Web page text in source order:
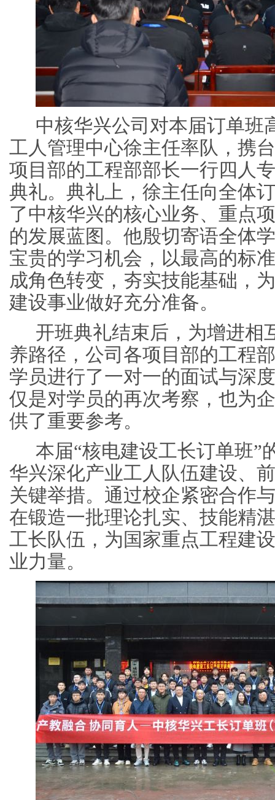
中核华兴公司对本届订单班
工人管理中心徐主任率队，携
项目部的工程部部长一行四人
典礼。典礼上，徐主任向全体
了中核华兴的核心业务、重点
的发展蓝图。他殷切寄语全体
宝贵的学习机会，以最高的标
成角色转变，夯实技能基础，
建设事业做好充分准备。
开班典礼结束后，为增进相
养路径，公司各项目部的工程
学员进行了一对一的面试与深
仅是对学员的再次考察，也为
供了重要参考。
本届“核电建设工长订单班”
华兴深化产业工人队伍建设、
关键举措。通过校企紧密合作
在锻造一批理论扎实、技能精
工长队伍，为国家重点工程建
业力量。